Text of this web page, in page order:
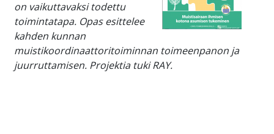
on vaikuttavaksi todettu
toimintatapa. Opas esittelee
kahden kunnan
muistikoordinaattoritoiminnan toimeenpanon ja
juurruttamisen. Projektia tuki RAY.